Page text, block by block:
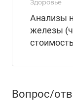
Здоровье
Анализы
железы
Вопрос/